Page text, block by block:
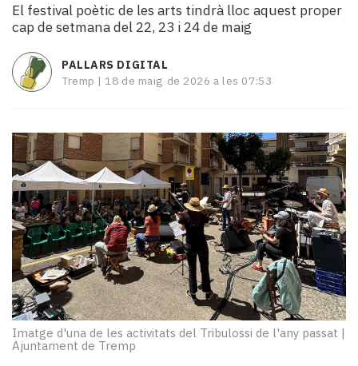
turisme
Cultura
Esports
Mai
tant!
i
mitjans
El
temps
Reportatges
Entrevistes
Enquestes
A
escena!
Dis
la
teva!
Subscriptors
El festival poètic de les arts tindrà lloc aquest proper
cap de setmana del 22, 23 i 24 de maig
PALLARS DIGITAL
Tremp | 18 de maig de 2026 a les 07:53
Imatge d'una de les activitats del Tribulossi de l'any passat |
Ajuntament de Tremp